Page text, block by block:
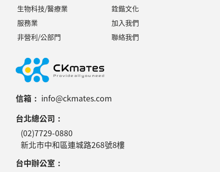
生物科技/醫療業
服務業
非營利/公部門
銓鍇文化
加入我們
聯絡我們
信箱： info@ckmates.com
台北總公司：
(02)7729-0880
新北市中和區連城路268號8樓
台中辦公室：